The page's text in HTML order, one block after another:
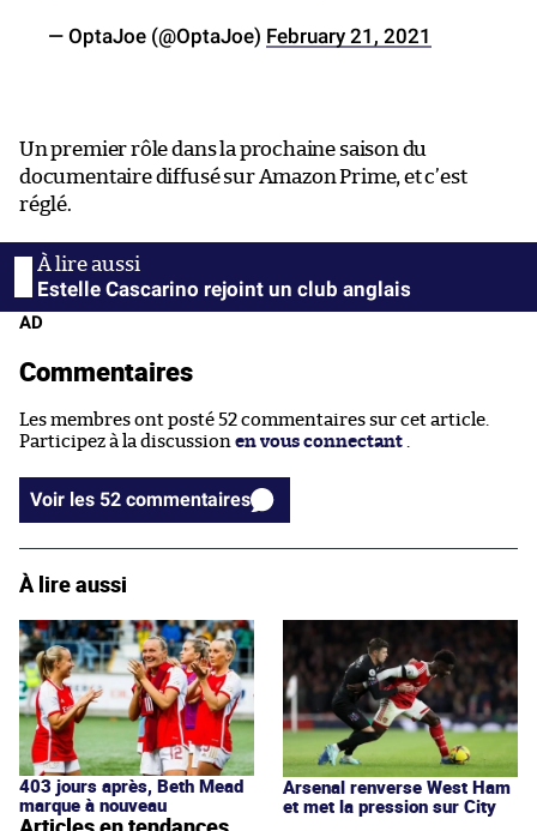
— OptaJoe (@OptaJoe) February 21, 2021
Un premier rôle dans la prochaine saison du
documentaire diffusé sur Amazon Prime, et c’est
réglé.
Estelle Cascarino rejoint un club anglais
AD
Commentaires
Les membres ont posté 52 commentaires sur cet article.
Participez à la discussion en vous connectant
Voir les 52 commentaires
À lire aussi
403 jours après, Beth Mead
marque à nouveau
Arsenal renverse West Ham
et met la pression sur City